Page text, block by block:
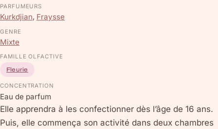
PARFUMEURS
Kurkdjian, Fraysse
GENRE
Mixte
FAMILLE OLFACTIVE
Fleurie
CONCENTRATION
Eau de parfum
Elle apprendra à les confectionner dès l’âge de 16 ans.
Puis, elle commença son activité dans deux chambres